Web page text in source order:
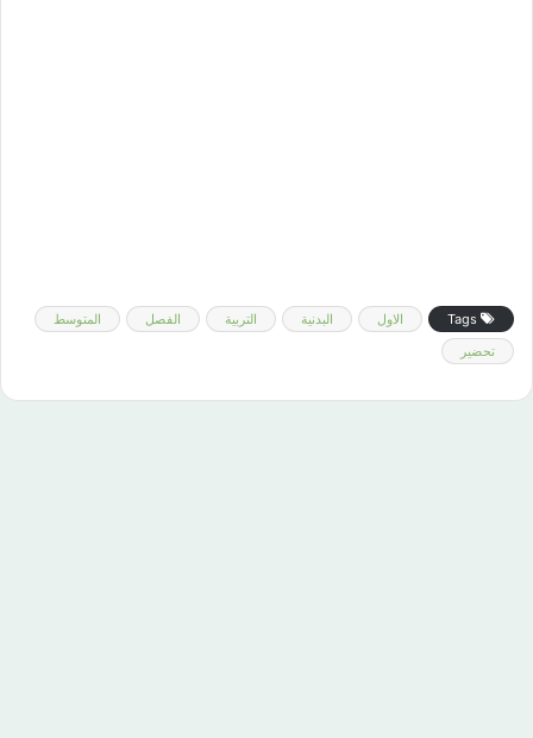
الاول البدنية التربية الفصل
المتوسط
تحضير